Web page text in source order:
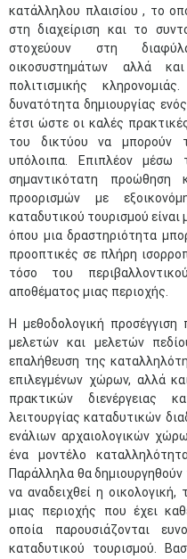
κατάλληλου πλαισίου , το
στη διαχείριση και το
στοχεύουν στη
οικοσυστημάτων αλλά
πολιτισμικής
δυνατότητα δημιουργίας
έτσι ώστε οι καλές
του δικτύου να μπορούν
υπόλοιπα. Επιπλέον μέσω
σημαντικότατη
προορισμών με
καταδυτικού τουρισμού είναι
όπου μια δραστηριότητα
προοπτικές σε πλήρη
τόσο του
αποθέματος μιας περιοχής.
Η μεθοδολογική
μελετών και μελετών
επαλήθευση της
επιλεγμένων χώρων, αλλά
πρακτικών διενέργειας
λειτουργίας καταδυτικών
ενάλιων αρχαιολογικών
ένα μοντέλο
Παράλληλα θα
να αναδειχθεί η οικολογική,
μιας περιοχής που έχει
οποία παρουσιάζονται
καταδυτικού τουρισμού.